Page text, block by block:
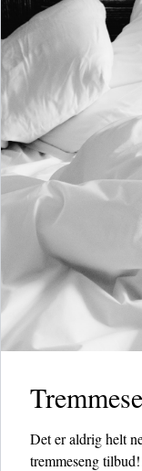
Det er aldrig helt
tremmeseng